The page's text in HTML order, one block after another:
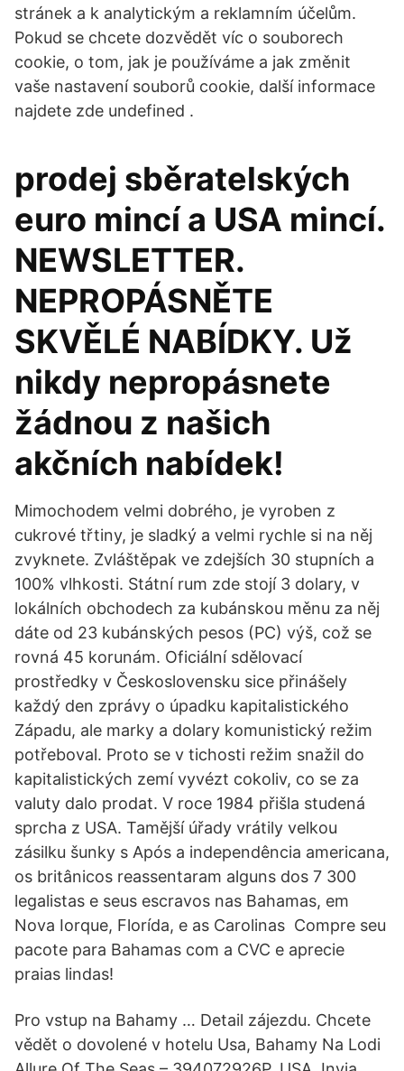
stránek a k analytickým a reklamním účelům.
Pokud se chcete dozvědět víc o souborech
cookie, o tom, jak je používáme a jak změnit
vaše nastavení souborů cookie, další informace
najdete zde undefined .
prodej sběratelských
euro mincí a USA mincí.
NEWSLETTER.
NEPROPÁSNĚTE
SKVĚLÉ NABÍDKY. Už
nikdy nepropásnete
žádnou z našich
akčních nabídek!
Mimochodem velmi dobrého, je vyroben z
cukrové třtiny, je sladký a velmi rychle si na něj
zvyknete. Zvláštěpak ve zdejších 30 stupních a
100% vlhkosti. Státní rum zde stojí 3 dolary, v
lokálních obchodech za kubánskou měnu za něj
dáte od 23 kubánských pesos (PC) výš, což se
rovná 45 korunám. Oficiální sdělovací
prostředky v Československu sice přinášely
každý den zprávy o úpadku kapitalistického
Západu, ale marky a dolary komunistický režim
potřeboval. Proto se v tichosti režim snažil do
kapitalistických zemí vyvézt cokoliv, co se za
valuty dalo prodat. V roce 1984 přišla studená
sprcha z USA. Tamější úřady vrátily velkou
zásilku šunky s Após a independência americana,
os britânicos reassentaram alguns dos 7 300
legalistas e seus escravos nas Bahamas, em
Nova Iorque, Florída, e as Carolinas Compre seu
pacote para Bahamas com a CVC e aprecie
praias lindas!
Pro vstup na Bahamy … Detail zájezdu. Chcete
vědět o dovolené v hotelu Usa, Bahamy Na Lodi